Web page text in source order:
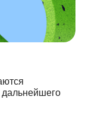
дальнейшего